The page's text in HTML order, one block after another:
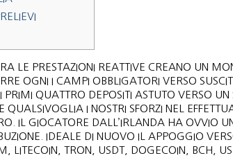
LE PRESTAZIONI REATTIVE CREANO UN
OGNI I CAMPI OBBLIGATORI VERSO
QUATTRO DEPOSITI ASTUTO VERSO UN
I NOSTRI SFORZI NEL
IL GIOCATORE DALL’IRLANDA HA OVVIO
IDEALE DI NUOVO IL APPOGGIO
LITECOIN, TRON, USDT, DOGECOIN, BCH,